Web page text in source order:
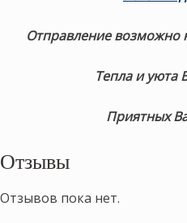
Отправление
Тепла и уюта
Приятных
Отзывы
Отзывов пока нет.